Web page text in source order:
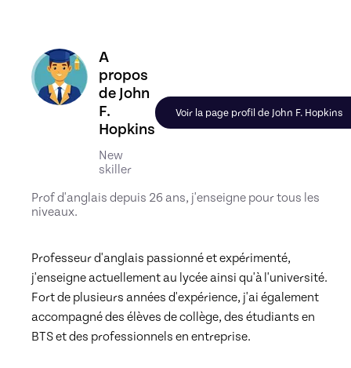
Découvrez le profil de John F. Hopkins, Skiller
A
propos
de John
F.
Hopkins
New
skiller
Voir la page profil de John F. Hopkins
Prof d'anglais depuis 26 ans, j'enseigne pour tous les
niveaux.
Professeur d'anglais passionné et expérimenté,
j'enseigne actuellement au lycée ainsi qu'à l'université.
Fort de plusieurs années d'expérience, j'ai également
accompagné des élèves de collège, des étudiants en
BTS et des professionnels en entreprise.